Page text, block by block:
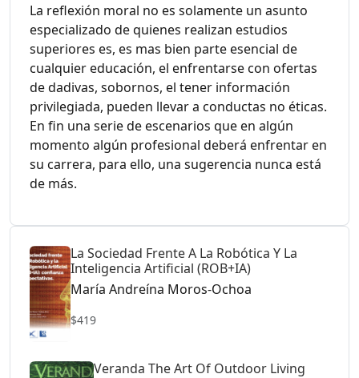
La reflexión moral no es solamente un asunto
especializado de quienes realizan estudios
superiores es, es mas bien parte esencial de
cualquier educación, el enfrentarse con ofertas
de dadivas, sobornos, el tener información
privilegiada, pueden llevar a conductas no éticas.
En fin una serie de escenarios que en algún
momento algún profesional deberá enfrentar en
su carrera, para ello, una sugerencia nunca está
de más.
La Sociedad Frente A La Robótica Y La
Inteligencia Artificial (ROB+IA)
María Andreína Moros-Ochoa
$419
Veranda The Art Of Outdoor Living